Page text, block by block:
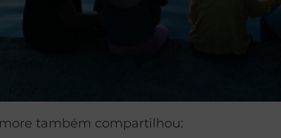
também compartilhou: